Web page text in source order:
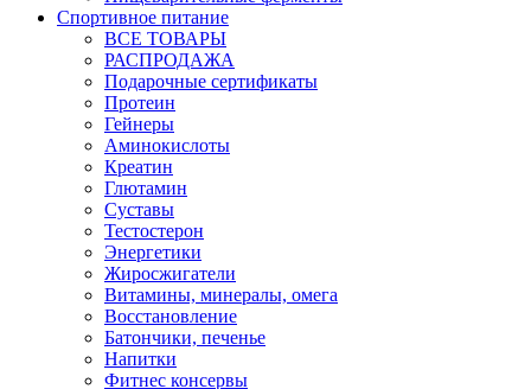
Спортивное питание
ВСЕ ТОВАРЫ
РАСПРОДАЖА
Подарочные сертификаты
Протеин
Гейнеры
Аминокислоты
Креатин
Глютамин
Суставы
Тестостерон
Энергетики
Жиросжигатели
Витамины, минералы, омега
Восстановление
Батончики, печенье
Напитки
Фитнес консервы